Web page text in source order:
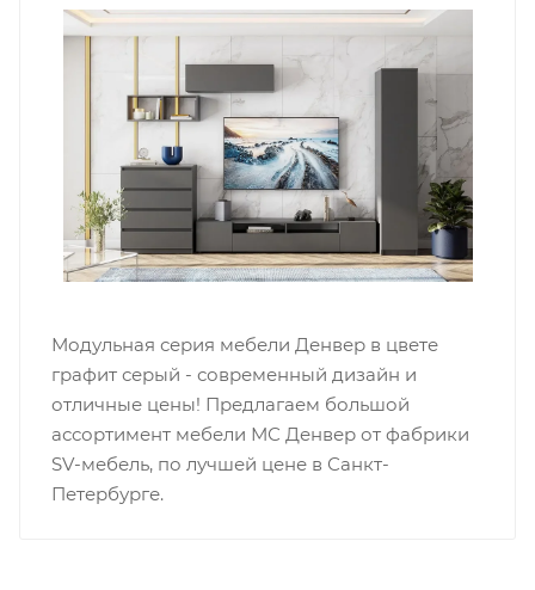
Модульная серия мебели Денвер в цвете
графит серый - современный дизайн и
отличные цены! Предлагаем большой
ассортимент мебели МС Денвер от фабрики
SV-мебель, по лучшей цене в Санкт-
Петербурге.